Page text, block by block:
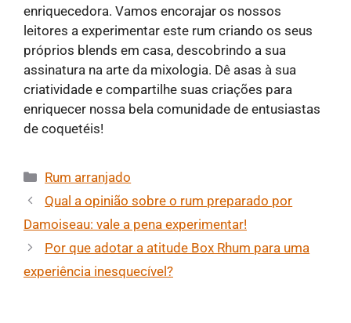
enriquecedora. Vamos encorajar os nossos
leitores a experimentar este rum criando os seus
próprios blends em casa, descobrindo a sua
assinatura na arte da mixologia. Dê asas à sua
criatividade e compartilhe suas criações para
enriquecer nossa bela comunidade de entusiastas
de coquetéis!
Categorias
Rum arranjado
Qual a opinião sobre o rum preparado por
Damoiseau: vale a pena experimentar!
Por que adotar a atitude Box Rhum para uma
experiência inesquecível?